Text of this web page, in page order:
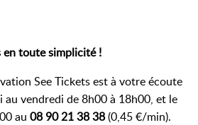
toute simplicité !
See Tickets est à votre écoute
vendredi de 8h00 à 18h00, et le
au 08 90 21 38 38(0,45 €/min).